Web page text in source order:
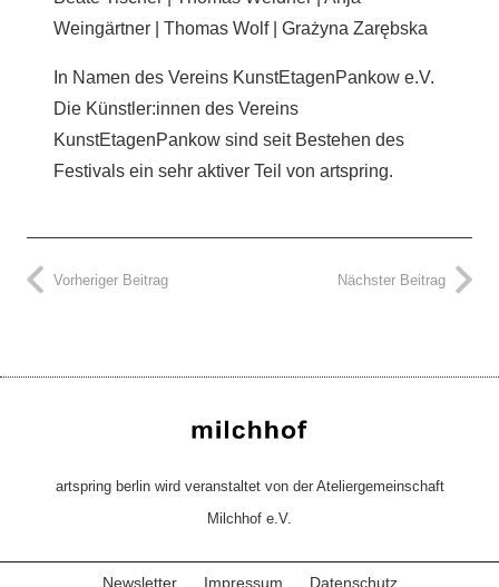
Weingärtner | Thomas Wolf | Grażyna Zarębska
In Namen des Vereins KunstEtagenPankow e.V.
Die Künstler:innen des Vereins
KunstEtagenPankow sind seit Bestehen des
Festivals ein sehr aktiver Teil von artspring.
Vorheriger Beitrag Nächster Beitrag
artspring berlin wird veranstaltet von der Ateliergemeinschaft
Milchhof e.V.
Newsletter Impressum Datenschutz